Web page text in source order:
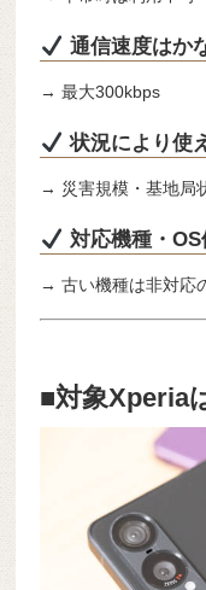
通信速度はか
→ 最大300kbps
状況により使
→ 災害規模・基地局
対応機種・OS
→ 古い機種は非対応
■対象Xperia